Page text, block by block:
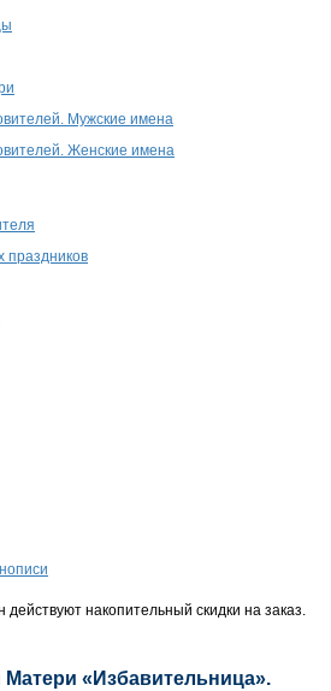
Мужские имена
Женские имена
праздников
действуют накопительный скидки на заказ.
«Избавительница».